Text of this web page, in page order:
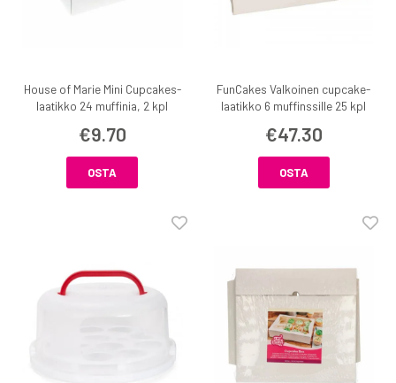
House of Marie Mini Cupcakes-
laatikko 24 muffinia, 2 kpl
€9.70
OSTA
FunCakes Valkoinen cupcake-
laatikko 6 muffinssille 25 kpl
€47.30
OSTA